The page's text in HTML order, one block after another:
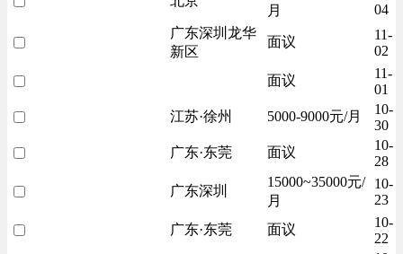
月
04
广东深圳龙华
新区
面议
11-
02
面议
11-
01
江苏·徐州
5000-9000元/月
10-
30
广东·东莞
面议
10-
28
广东深圳
15000~35000元/
月
10-
23
广东·东莞
面议
10-
22